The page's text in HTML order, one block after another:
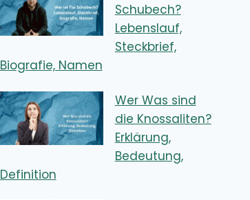
Schubech?
Lebenslauf,
Steckbrief,
Biografie, Namen
Wer Was sind
die Knossaliten?
Erklärung,
Bedeutung,
Definition